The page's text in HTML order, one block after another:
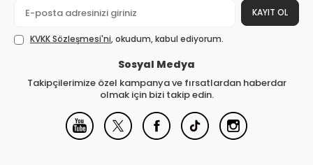
KAYIT OL
KVKK Sözleşmesi'ni, okudum, kabul ediyorum.
Sosyal Medya
Takipçilerimize özel kampanya ve fırsatlardan haberdar
olmak için bizi takip edin.